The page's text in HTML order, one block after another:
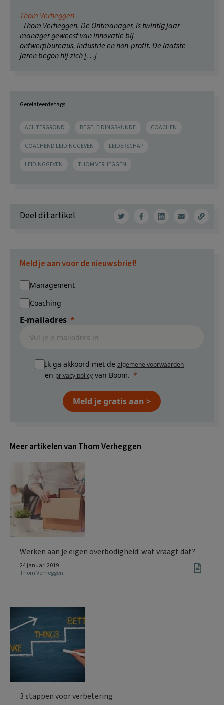
Thom Verheggen
Thom Verheggen, De Ontmanager, is twintig jaar
manager geweest van innovatie bij
ontwerpbureaus, industrie en non-profit. De laatste
jaren begon hij zich […]
Gerelateerde tags
ACHTERGROND BEGELEIDINGSKUNDE COACHEN
COACHEND LEIDINGGEVEN LEIDERSCHAP
LEIDINGGEVEN THOM VERHEGGEN
Deel dit artikel
Meld je aan voor de nieuwsbrief!
Management
Coaching
E-mailadres
Ik ga akkoord met de algemene voorwaarden
en privacy policy van Boom.
Meld je gratis aan >
Meer artikelen van Thom Verheggen
Werken aan je eigen overbodigheid: wat vraagt dat?
24 januari 2019
Thom Verheggen
3 stappen voor verbetering